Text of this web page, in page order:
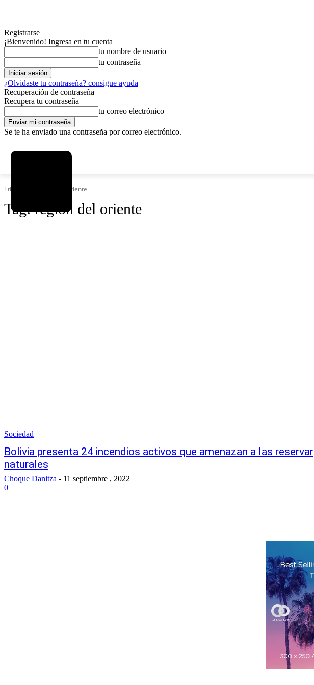
Registrarse
¡Bienvenido! Ingresa en tu cuenta
tu nombre de usuario
tu contraseña
¿Olvidaste tu contraseña? consigue ayuda
Recuperación de contraseña
Recupera tu contraseña
tu correo electrónico
Se te ha enviado una contraseña por correo electrónico.
Etiquetas Región del oriente
Tag:región del oriente
Sociedad
Bolivia presenta 24 incendios activos que amenazan a las reservar
naturales
Choque Danitza - 11 septiembre , 2022
0